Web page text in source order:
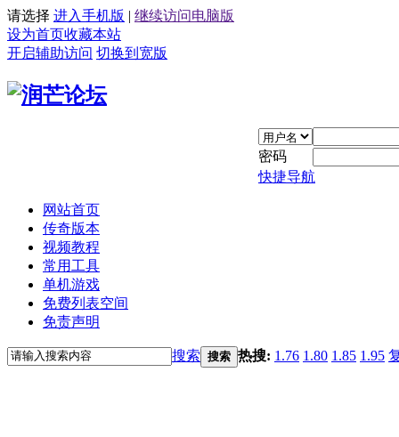
请选择 进入手机版 | 继续访问电脑版
设为首页收藏本站
开启辅助访问 切换到宽版
密码
快捷导航
网站首页
传奇版本
视频教程
常用工具
单机游戏
免费列表空间
免责声明
搜索 搜索 热搜: 1.76 1.80 1.85 1.95